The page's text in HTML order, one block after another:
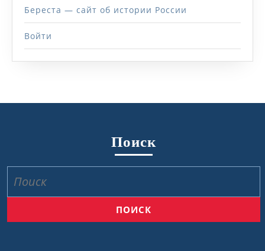
Береста — сайт об истории России
Войти
Поиск